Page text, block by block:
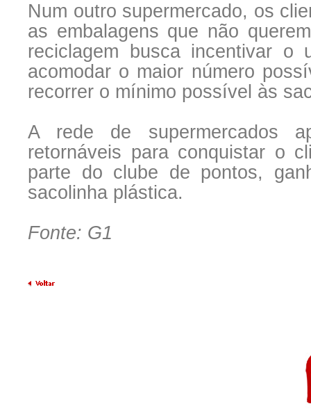
Num outro supermercado, os
as embalagens que não
reciclagem busca incentivar
acomodar o maior número
recorrer o mínimo possível às
A rede de supermercados
retornáveis para conquistar o
parte do clube de pontos,
sacolinha plástica.
Fonte: G1